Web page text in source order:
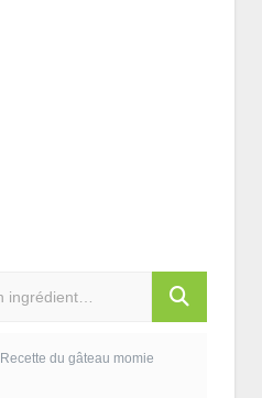
Recette du gâteau momie